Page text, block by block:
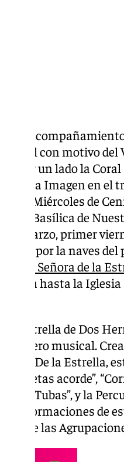
los
con motivo
Por un lado la
Sagrada Imagen en
Miércoles de
Basílica de
de marzo, primer
Crucis por la naves
Señora de la
Cena hasta la
la Estrella de Dos
género musical.
Sra. De la Estrella,
acorde”,
y “Tubas”, y la
en formaciones de
de las